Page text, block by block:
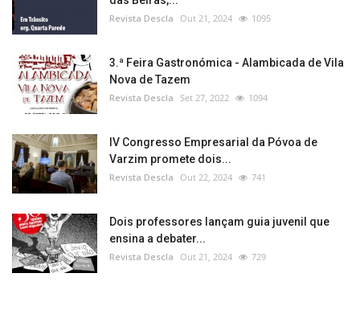
Revista Descla Out 21, 2024 1095
3.ª Feira Gastronómica - Alambicada de Vila
Nova de Tazem
Revista Descla Set 27, 2022 1094
IV Congresso Empresarial da Póvoa de
Varzim promete dois...
Revista Descla Out 22, 2024 741
Dois professores lançam guia juvenil que
ensina a debater...
Revista Descla Out 21, 2024 729